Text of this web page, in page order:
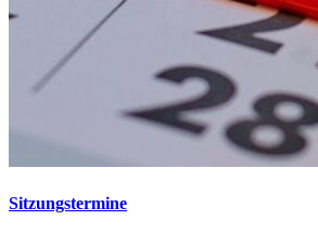
Sitzungstermine